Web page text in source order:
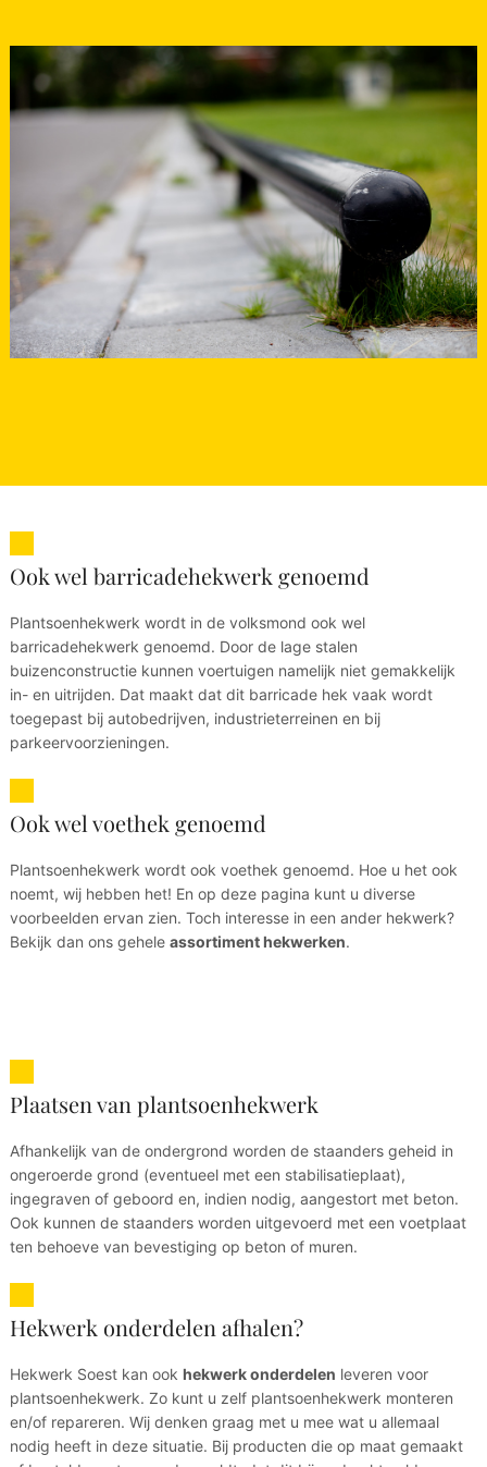
Ook wel barricadehekwerk genoemd
Plantsoenhekwerk wordt in de volksmond ook wel
barricadehekwerk genoemd. Door de lage stalen
buizenconstructie kunnen voertuigen namelijk niet gemakkelijk
in- en uitrijden. Dat maakt dat dit barricade hek vaak wordt
toegepast bij autobedrijven, industrieterreinen en bij
parkeervoorzieningen.
Ook wel voethek genoemd
Plantsoenhekwerk wordt ook voethek genoemd. Hoe u het ook
noemt, wij hebben het! En op deze pagina kunt u diverse
voorbeelden ervan zien. Toch interesse in een ander hekwerk?
Bekijk dan ons gehele assortiment hekwerken.
Plaatsen van plantsoenhekwerk
Afhankelijk van de ondergrond worden de staanders geheid in
ongeroerde grond (eventueel met een stabilisatieplaat),
ingegraven of geboord en, indien nodig, aangestort met beton.
Ook kunnen de staanders worden uitgevoerd met een voetplaat
ten behoeve van bevestiging op beton of muren.
Hekwerk onderdelen afhalen?
Hekwerk Soest kan ook hekwerk onderdelen leveren voor
plantsoenhekwerk. Zo kunt u zelf plantsoenhekwerk monteren
en/of repareren. Wij denken graag met u mee wat u allemaal
nodig heeft in deze situatie. Bij producten die op maat gemaakt